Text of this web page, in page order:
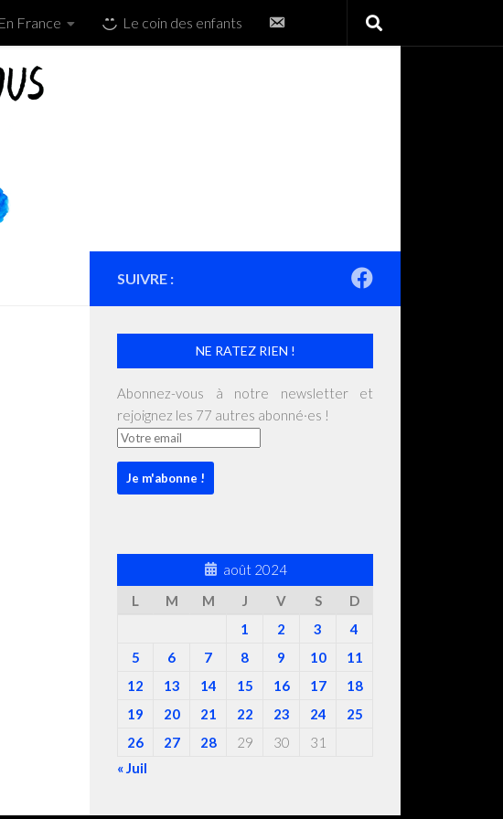
En France Le coin des enfants
Contactez-
SUIVRE :
NE RATEZ RIEN !
Abonnez-vous à notre newsletter et
rejoignez les 77 autres abonné·es !
août 2024
L
M M J V S
D
1
2 3
4
5
6 7 8 9 10
11
12
13 14 15 16 17
18
19
20 21 22 23 24
25
26
27 28 29 30
31
« Juil